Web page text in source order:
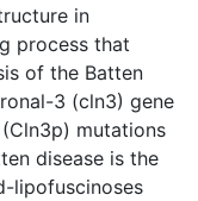
in
process that
of the Batten
3 (cln3) gene
mutations
disease is the
lipofuscinoses